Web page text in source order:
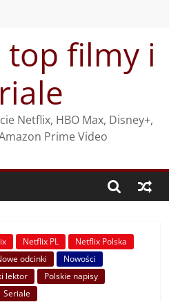
top filmy i
Netflix, HBO Max, Disney+,
Prime Video
Netflix PL
Netflix Polska
odcinki
Nowości
lektor
Polskie napisy
Seriale